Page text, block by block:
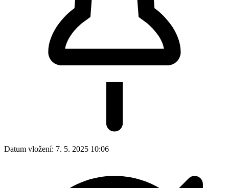
Datum vložení: 7. 5. 2025 10:06